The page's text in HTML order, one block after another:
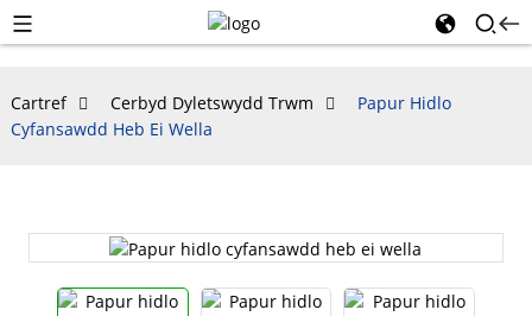
Cartref Cerbyd Dyletswydd Trwm
Papur Hidlo
Cyfansawdd Heb Ei Wella